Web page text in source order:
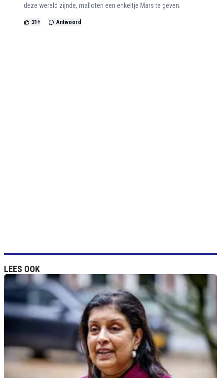
deze wereld zijnde, malloten een enkeltje Mars te geven.
31+ Antwoord
LEES OOK